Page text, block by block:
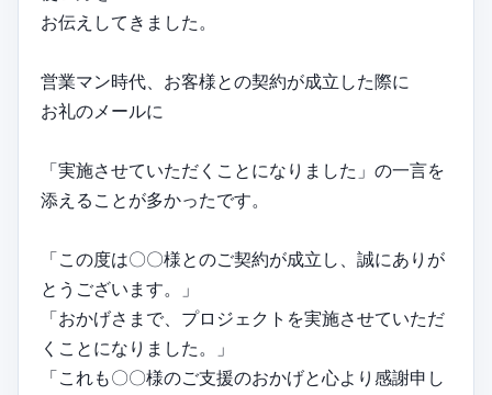
お伝えしてきました。
営業マン時代、お客様との契約が成立した際に
お礼のメールに
「実施させていただくことになりました」の一言を
添えることが多かったです。
「この度は〇〇様とのご契約が成立し、誠にありが
とうございます。」
「おかげさまで、プロジェクトを実施させていただ
くことになりました。」
「これも〇〇様のご支援のおかげと心より感謝申し